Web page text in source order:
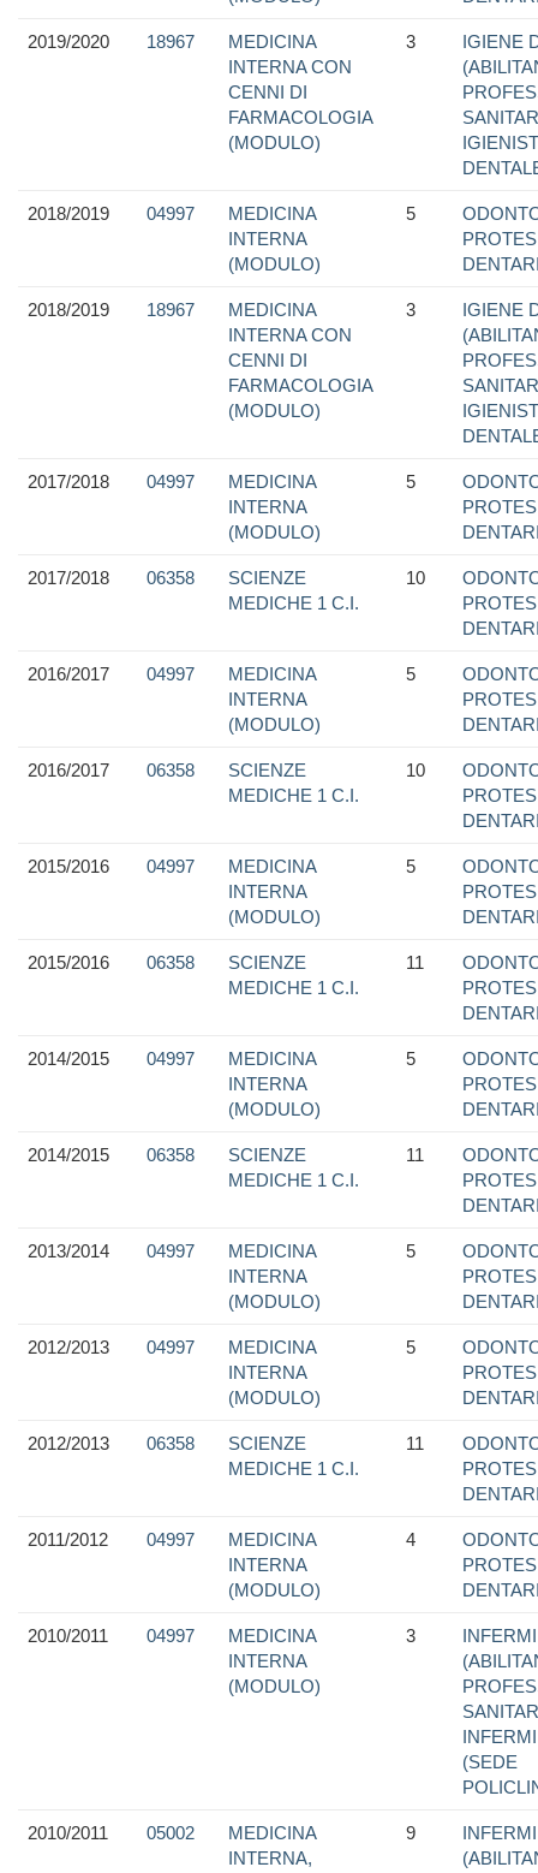
2019/2020 18967
MEDICINA
INTERNA CON
CENNI DI
FARMACOLOGIA
(MODULO)
3
IGIENE
2018/2019 04997
MEDICINA
INTERNA
(MODULO)
5
2018/2019 18967
MEDICINA
INTERNA CON
CENNI DI
FARMACOLOGIA
(MODULO)
3
IGIENE
2017/2018 04997
MEDICINA
INTERNA
(MODULO)
5
2017/2018 06358
SCIENZE
MEDICHE 1 C.I.
10
2016/2017 04997
MEDICINA
INTERNA
(MODULO)
5
2016/2017 06358
SCIENZE
MEDICHE 1 C.I.
10
2015/2016 04997
MEDICINA
INTERNA
(MODULO)
5
2015/2016 06358
SCIENZE
MEDICHE 1 C.I.
11
2014/2015 04997
MEDICINA
INTERNA
(MODULO)
5
2014/2015 06358
SCIENZE
MEDICHE 1 C.I.
11
2013/2014 04997
MEDICINA
INTERNA
(MODULO)
5
2012/2013 04997
MEDICINA
INTERNA
(MODULO)
5
2012/2013 06358
SCIENZE
MEDICHE 1 C.I.
11
2011/2012 04997
MEDICINA
INTERNA
(MODULO)
4
2010/2011 04997
MEDICINA
INTERNA
(MODULO)
3
(SEDE
2010/2011 05002
MEDICINA
INTERNA,
9